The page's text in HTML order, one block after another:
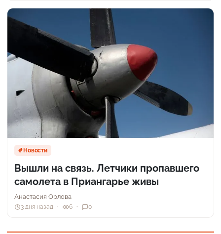
Новости
Вышли на связь. Летчики пропавшего
самолета в Приангарье живы
Анастасия Орлова
3 дня назад 6 0